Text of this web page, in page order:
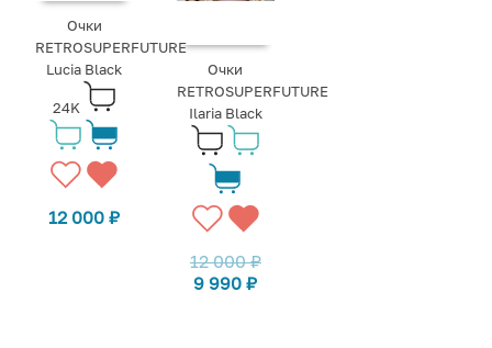
Очки
RETROSUPERFUTURE
Lucia Black
24K
12 000₽
Очки
RETROSUPERFUTURE
Ilaria Black
12 000₽
9 990₽